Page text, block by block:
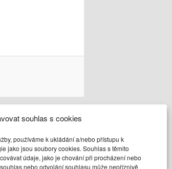
souhlas s cookies
používáme k ukládání a/nebo přístupu k
jako jsou soubory cookies. Souhlas s těmito
údaje, jako je chování při procházení nebo
nebo odvolání souhlasu může nepříznivě